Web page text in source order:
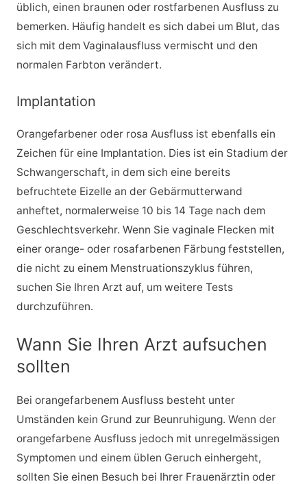
üblich, einen braunen oder rostfarbenen Ausfluss zu
bemerken. Häufig handelt es sich dabei um Blut, das
sich mit dem Vaginalausfluss vermischt und den
normalen Farbton verändert.
Implantation
Orangefarbener oder rosa Ausfluss ist ebenfalls ein
Zeichen für eine Implantation. Dies ist ein Stadium der
Schwangerschaft, in dem sich eine bereits
befruchtete Eizelle an der Gebärmutterwand
anheftet, normalerweise 10 bis 14 Tage nach dem
Geschlechtsverkehr. Wenn Sie vaginale Flecken mit
einer orange- oder rosafarbenen Färbung feststellen,
die nicht zu einem Menstruationszyklus führen,
suchen Sie Ihren Arzt auf, um weitere Tests
durchzuführen.
Wann Sie Ihren Arzt aufsuchen
sollten
Bei orangefarbenem Ausfluss besteht unter
Umständen kein Grund zur Beunruhigung. Wenn der
orangefarbene Ausfluss jedoch mit unregelmässigen
Symptomen und einem üblen Geruch einhergeht,
sollten Sie einen Besuch bei Ihrer Frauenärztin oder